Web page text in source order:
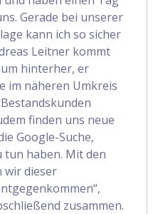
Gerade bei unserer
kann ich so sicher
Leitner kommt
hinterher, er
im näheren Umkreis
finden uns neue
Google-Suche,
tun haben. Mit den
wir dieser
zusammen.